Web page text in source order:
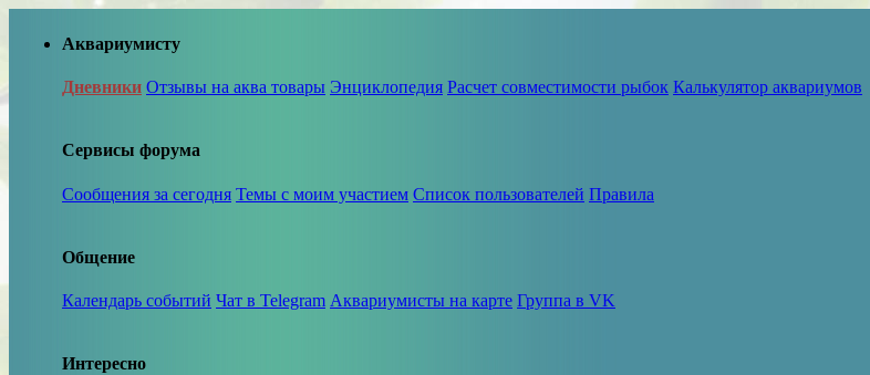
Аквариумисту
Дневники Отзывы на аква товары Энциклопедия Расчет совместимости рыбок Калькулятор аквариумов
Сервисы форума
Сообщения за сегодня Темы с моим участием Список пользователей Правила
Общение
Календарь событий Чат в Telegram Аквариумисты на карте Группа в VK
Интересно